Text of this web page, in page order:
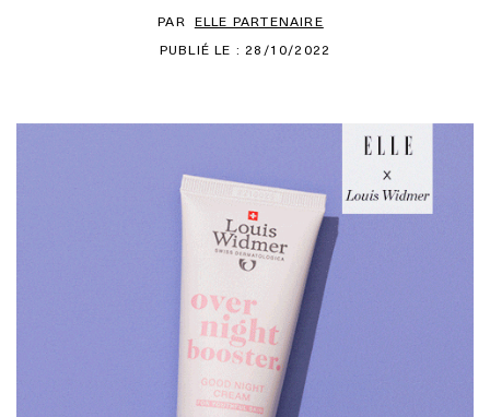
PAR ELLE PARTENAIRE
PUBLIÉ LE : 28/10/2022